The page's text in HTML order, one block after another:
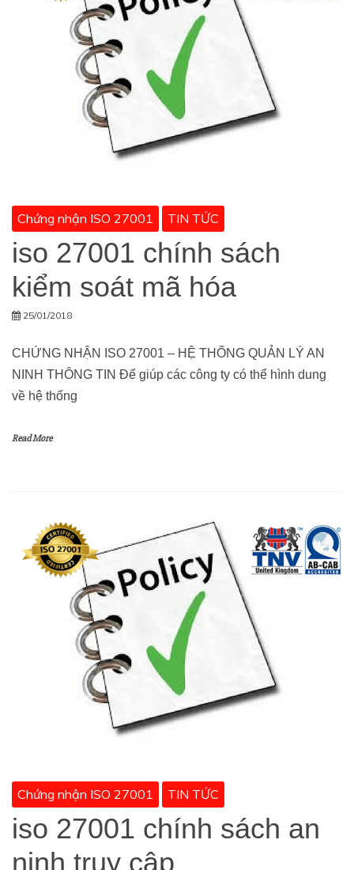
Chứng nhận ISO 27001 TIN TỨC
iso 27001 chính sách
kiểm soát mã hóa
25/01/2018
CHỨNG NHẬN ISO 27001 – HỆ THỐNG QUẢN LÝ AN
NINH THÔNG TIN Để giúp các công ty có thể hình dung
về hệ thống
Read More
Chứng nhận ISO 27001 TIN TỨC
iso 27001 chính sách an
ninh truy cập